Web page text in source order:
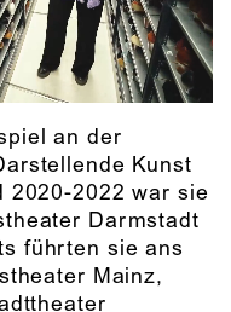
an der
Kunst
2020-2022 war sie
Darmstadt
führten sie ans
Mainz,